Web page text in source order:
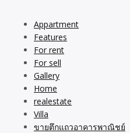
Appartment
Features
For rent
For sell
Gallery
Home
realestate
Villa
ขายตึกแถวอาคารพาณิชย์